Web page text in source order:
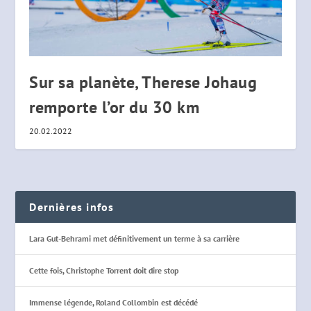
Sur sa planète, Therese Johaug
remporte l’or du 30 km
20.02.2022
Dernières infos
Lara Gut-Behrami met définitivement un terme à sa carrière
Cette fois, Christophe Torrent doit dire stop
Immense légende, Roland Collombin est décédé